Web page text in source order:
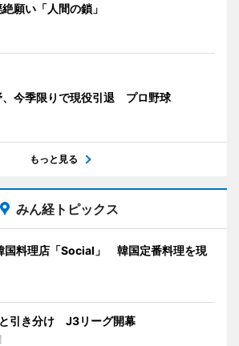
絶願い「人間の鎖」
、今季限りで現役引退 プロ野球
もっと見る
みん経トピックス
国料理店「Social」 韓国定番料理を現
引き分け J3リーグ開幕